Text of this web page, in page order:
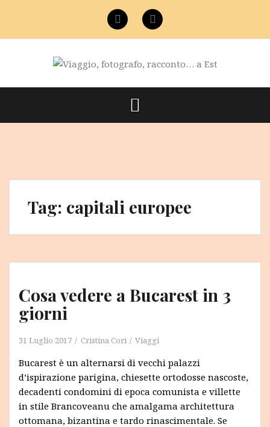
contenuto
FacebookInstagram
Tag: capitali europee
Cosa vedere a Bucarest in 3
giorni
31 Luglio 2017 Cristina Cori Viaggi
Bucarest è un alternarsi di vecchi palazzi
d’ispirazione parigina, chiesette ortodosse nascoste,
decadenti condomini di epoca comunista e villette
in stile Brancoveanu che amalgama architettura
ottomana, bizantina e tardo rinascimentale. Se